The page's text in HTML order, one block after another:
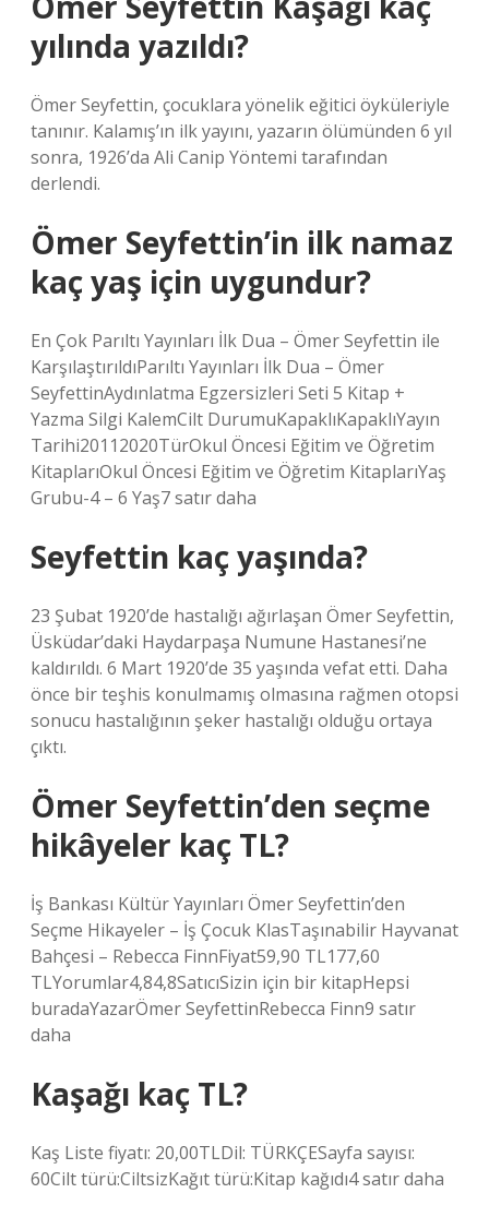
yılında yazıldı?
Ömer Seyfettin, çocuklara yönelik eğitici öyküleriyle
tanınır. Kalamış’ın ilk yayını, yazarın ölümünden 6 yıl
sonra, 1926’da Ali Canip Yöntemi tarafından
derlendi.
Ömer Seyfettin’in ilk namaz
kaç yaş için uygundur?
En Çok Parıltı Yayınları İlk Dua – Ömer Seyfettin ile
KarşılaştırıldıParıltı Yayınları İlk Dua – Ömer
SeyfettinAydınlatma Egzersizleri Seti 5 Kitap +
Yazma Silgi KalemCilt DurumuKapaklıKapaklıYayın
Tarihi20112020TürOkul Öncesi Eğitim ve Öğretim
KitaplarıOkul Öncesi Eğitim ve Öğretim KitaplarıYaş
Grubu-4 – 6 Yaş7 satır daha
Seyfettin kaç yaşında?
23 Şubat 1920’de hastalığı ağırlaşan Ömer Seyfettin,
Üsküdar’daki Haydarpaşa Numune Hastanesi’ne
kaldırıldı. 6 Mart 1920’de 35 yaşında vefat etti. Daha
önce bir teşhis konulmamış olmasına rağmen otopsi
sonucu hastalığının şeker hastalığı olduğu ortaya
çıktı.
Ömer Seyfettin’den seçme
hikâyeler kaç TL?
İş Bankası Kültür Yayınları Ömer Seyfettin’den
Seçme Hikayeler – İş Çocuk KlasTaşınabilir Hayvanat
Bahçesi – Rebecca FinnFiyat59,90 TL177,60
TLYorumlar4,84,8SatıcıSizin için bir kitapHepsi
buradaYazarÖmer SeyfettinRebecca Finn9 satır
daha
Kaşağı kaç TL?
Kaş Liste fiyatı: 20,00TLDil: TÜRKÇESayfa sayısı:
60Cilt türü:CiltsizKağıt türü:Kitap kağıdı4 satır daha